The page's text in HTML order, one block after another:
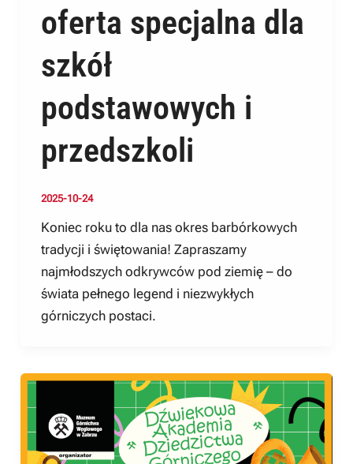
oferta specjalna dla
szkół
podstawowych i
przedszkoli
2025-10-24
Koniec roku to dla nas okres barbórkowych
tradycji i świętowania! Zapraszamy
najmłodszych odkrywców pod ziemię – do
świata pełnego legend i niezwykłych
górniczych postaci.